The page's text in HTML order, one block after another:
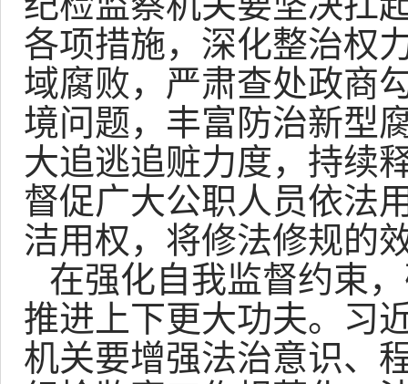
各项措施，深化整治权
域腐败，严肃查处政商
境问题，丰富防治新型
大追逃追赃力度，持续
督促广大公职人员依法
洁用权，将修法修规的
在强化自我监督约束
推进上下更大功夫。习
机关要增强法治意识、